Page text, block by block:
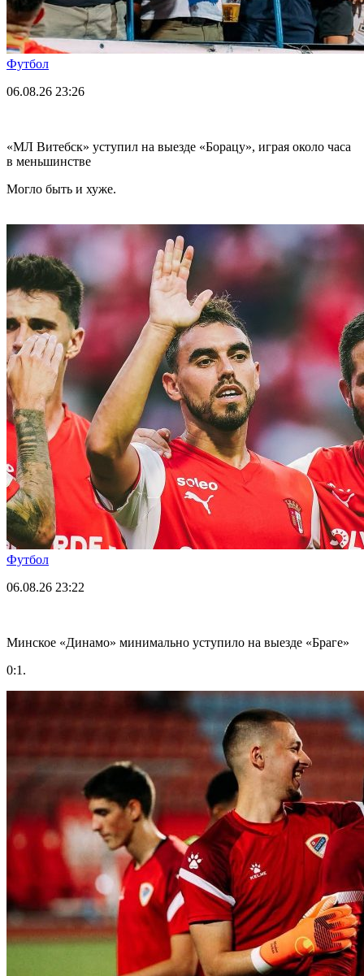
Футбол
06.08.26 23:26
«МЛ Витебск» уступил на выезде «Борацу», играя около часа
в меньшинстве
Могло быть и хуже.
Футбол
06.08.26 23:22
Минское «Динамо» минимально уступило на выезде «Браге»
0:1.